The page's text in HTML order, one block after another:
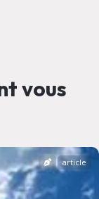
vous
article